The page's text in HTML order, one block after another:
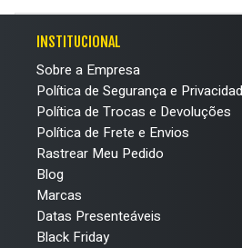
INSTITUCIONAL
Sobre a Empresa
Política de Segurança e
Política de Trocas e Devoluções
Política de Frete e Envios
Rastrear Meu Pedido
Blog
Marcas
Datas Presenteáveis
Black Friday